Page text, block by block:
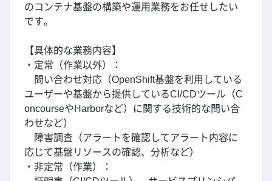
のコンテナ基盤の構築や運用業務をお任せしたい
です。
【具体的な業務内容】
・定常（作業以外）：
問い合わせ対応（OpenShift基盤を利用している
ユーザーや基盤から提供しているCI/CDツール（C
oncourseやHarborなど）に関する技術的な問い合
わせなど）
障害調査（アラートを確認してアラート内容に
応じて基盤リソースの確認、分析など）
・非定常（作業）：